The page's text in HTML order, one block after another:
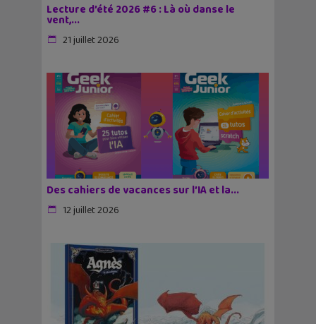
Lecture d’été 2026 #6 : Là où danse le
vent,...
21 juillet 2026
Des cahiers de vacances sur l’IA et la...
12 juillet 2026